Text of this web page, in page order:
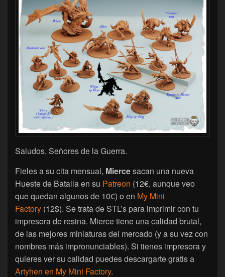
Saludos, Señores de la Guerra.
Fieles a su cita mensual, Miercesacan una nueva
Hueste de Batalla en su Patreon (12€, aunque veo
que quedan algunos de 10€) o en My Mini
Factory (12$). Se trata de STL’s para imprimir con tu
impresora de resina. Mierce tiene una calidad brutal,
de las mejores miniaturas del mercado (y a su vez con
nombres más impronunciables). Si tienes impresora y
quieres ver su calidad puedes descargarte gratis a
Artyhen en My Mini Factory.